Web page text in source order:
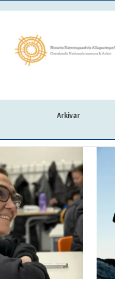
Fængslet i Tasiilaq sørger en